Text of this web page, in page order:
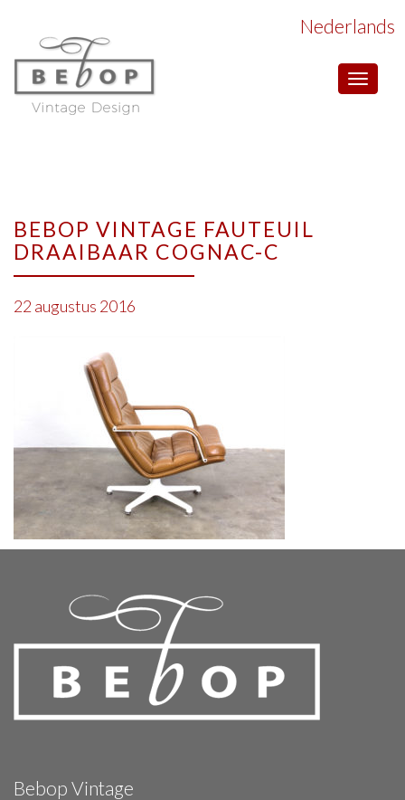
Toggle
Nederlands
BEBOP VINTAGE FAUTEUIL
DRAAIBAAR COGNAC-C
22 augustus 2016
Bebop Vintage